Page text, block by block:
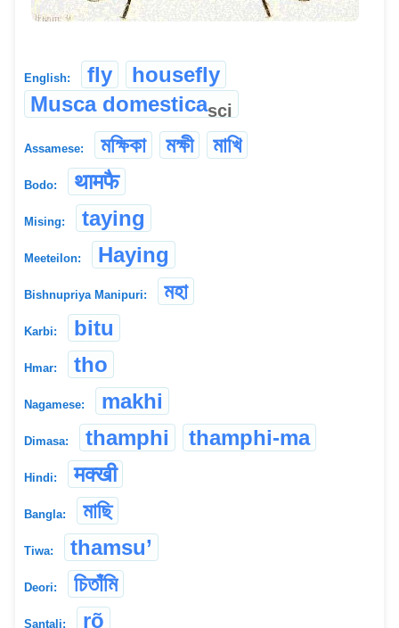
English: fly
housefly
Musca domesticasci
Assamese: মক্ষিকা মক্ষী মাখি
Bodo: थामफै
Mising: taying
Meeteilon: Haying
Bishnupriya Manipuri: মহা
Karbi: bitu
Hmar: tho
Nagamese: makhi
Dimasa: thamphi thamphi-ma
Hindi: मक्खी
Bangla: মাছি
Tiwa: thamsu’
Deori: চিতাঁমি
Santali: rõ̱